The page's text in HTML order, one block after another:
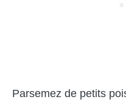
Parsemez de petits